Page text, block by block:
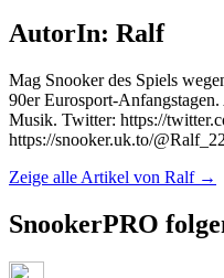
AutorIn: Ralf
Mag Snooker des Spiels
90er Eurosport-
Musik. Twitter: https://
https://snooker.uk.to/
Zeige alle Artikel von Ralf →
SnookerPRO